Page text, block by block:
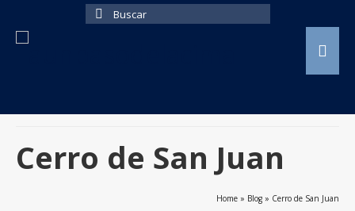
Buscar
Cerro de San Juan
Home » Blog » Cerro de San Juan